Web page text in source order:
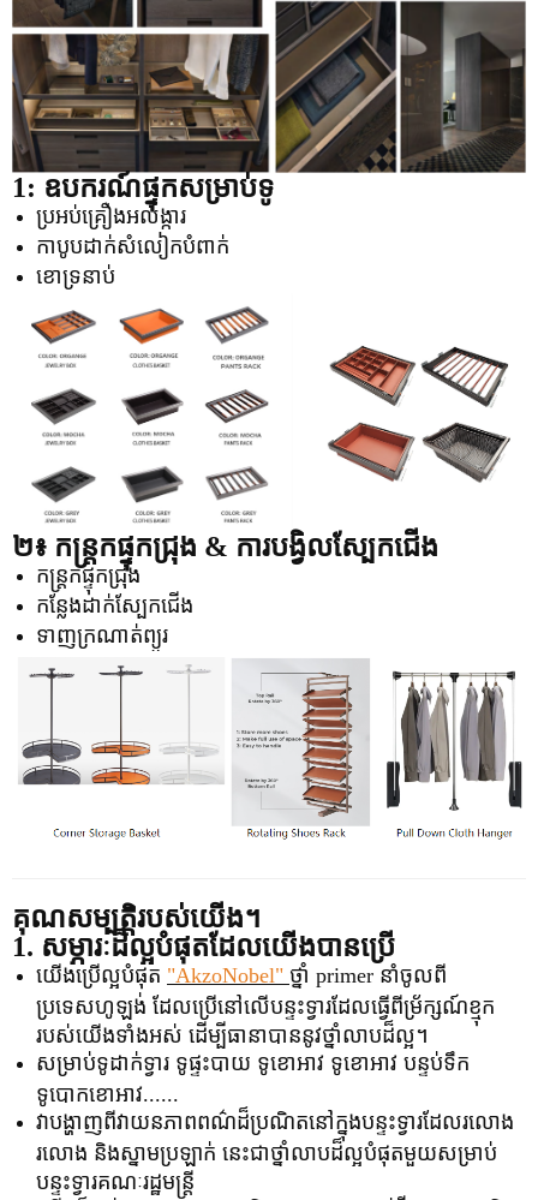
1: ឧបករណ៍ផ្ទុកសម្រាប់ទូ
ប្រអប់គ្រឿងអលង្ការ
កាបូបដាក់សំលៀកបំពាក់
ខោទ្រនាប់
២៖ កន្ត្រកផ្ទុកជ្រុង & ការបង្វិលស្បែកជើង
កន្ត្រកផ្ទុកជ្រុង
កន្លែងដាក់ស្បែកជើង
ទាញក្រណាត់ព្យួរ
គុណសម្បត្តិរបស់យើង។
1. សម្ភារៈដ៏ល្អបំផុតដែលយើងបានប្រើ
យើងប្រើល្អបំផុត "AkzoNobel" ថ្នាំ primer នាំចូលពី
ប្រទេសហូឡង់ ដែលប្រើនៅលើបន្ទះទ្វារដែលធ្វើពីម្រ័ក្សណ៍ខ្មុក
របស់យើងទាំងអស់ ដើម្បីធានាបាននូវថ្នាំលាបដ៏ល្អ។
សម្រាប់ទូដាក់ទ្វារ ទូផ្ទះបាយ ទូខោអាវ ទូខោអាវ បន្ទប់ទឹក
ទូបោកខោអាវ......
វាបង្ហាញពីវាយនភាពពណ៌ដ៏ប្រណិតនៅក្នុងបន្ទះទ្វារដែលរលោង
រលោង និងស្នាមប្រឡាក់ នេះជាថ្នាំលាបដ៏ល្អបំផុតមួយសម្រាប់
បន្ទះទ្វារគណៈរដ្ឋមន្ត្រី